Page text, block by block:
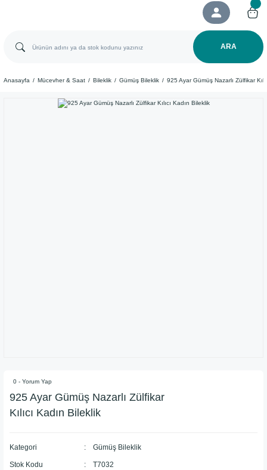
ARA
Anasayfa Mücevher & Saat Bileklik Gümüş Bileklik 925 Ayar Gümüş Nazarlı Zülfikar
0 - Yorum Yap
925 Ayar Gümüş Nazarlı Zülfikar
Kılıcı Kadın Bileklik
Kategori Gümüş Bileklik
Stok Kodu T7032